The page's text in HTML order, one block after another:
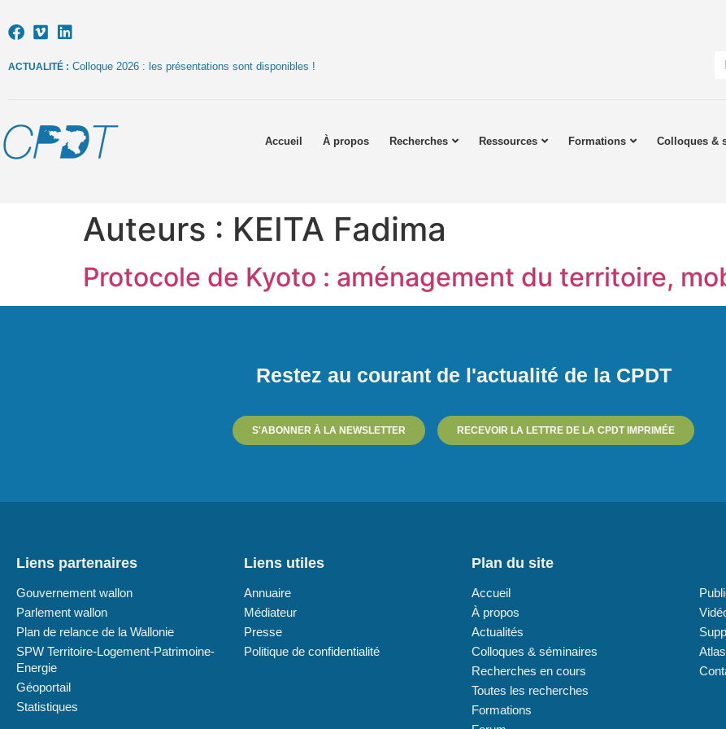
ACTUALITÉ : Colloque 2026 : les présentations sont disponibles !
Accueil À propos Recherches Ressources Formations Colloques &
Auteurs : KEITA Fadima
Protocole de Kyoto : aménagement du territoire,
Restez au courant de l'actualité de la CPDT
S'ABONNER À LA NEWSLETTER RECEVOIR LA LETTRE DE LA CPDT IMPRIMÉE
Liens partenaires
Gouvernement wallon
Parlement wallon
Plan de relance de la Wallonie
SPW Territoire-Logement-Patrimoine-
Energie
Géoportail
Statistiques
Liens utiles
Annuaire
Médiateur
Presse
Politique de confidentialité
Plan du site
Accueil
À propos
Actualités
Colloques & séminaires
Recherches en cours
Toutes les recherches
Formations